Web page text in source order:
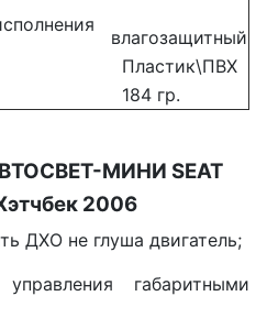
влагозащитный
Пластик\ПВХ
184 гр.
МИНИ SEAT
2006
ДХО не глуша двигатель;
габаритными